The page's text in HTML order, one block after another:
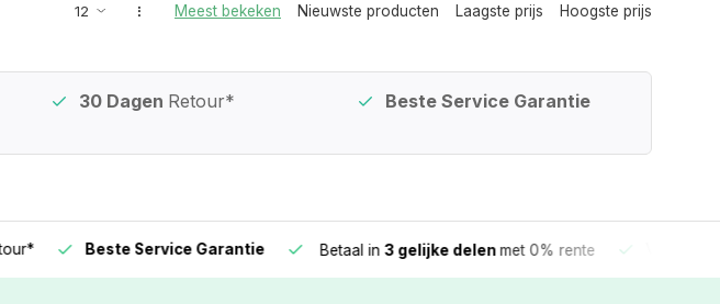
Meest bekeken Nieuwste producten Laagste prijs Hoogste prijs
30 Dagen Retour* Beste Service Garantie
Beste Service Garantie Betaal in3 gelijke delenmet 0% rente Vandaag